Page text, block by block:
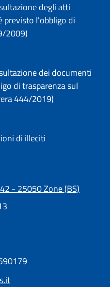
degli atti
previsto l'obbligo di
2009)
dei documenti
di trasparenza sul
444/2019)
di illeciti
- 25050 Zone (BS)